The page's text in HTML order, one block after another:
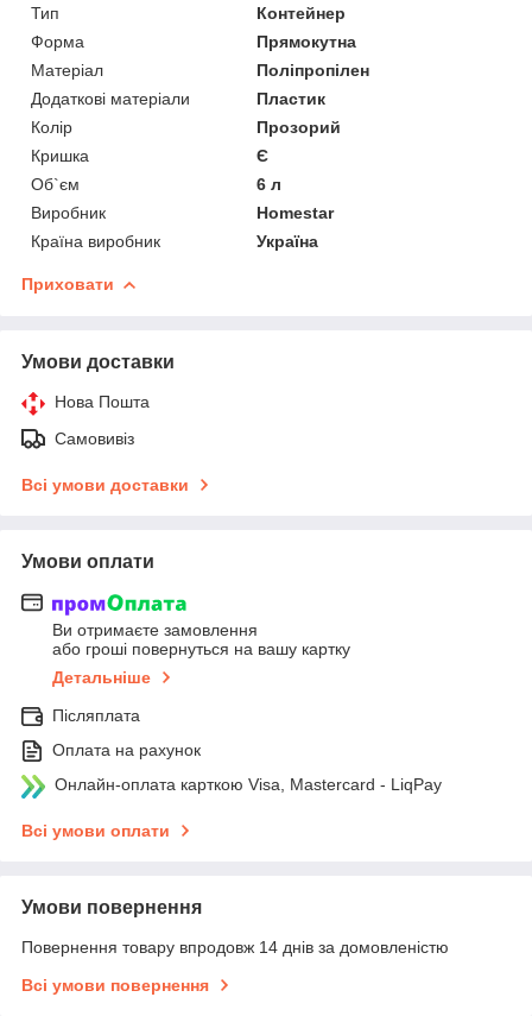
Тип
Контейнер
Форма
Прямокутна
Матеріал
Поліпропілен
Додаткові матеріали
Пластик
Колір
Прозорий
Кришка
Є
Об`єм
6 л
Виробник
Homestar
Країна виробник
Україна
Приховати
Умови доставки
Нова Пошта
Самовивіз
Всі умови доставки
Умови оплати
Ви отримаєте замовлення
або гроші повернуться на вашу картку
Детальніше
Післяплата
Оплата на рахунок
Онлайн-оплата карткою Visa, Mastercard - LiqPay
Всі умови оплати
Умови повернення
Повернення товару впродовж 14 днів за домовленістю
Всі умови повернення